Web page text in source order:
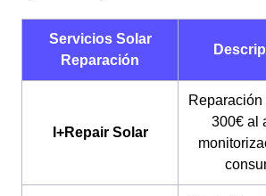
Servicios Solar
Reparación
I+Repair Solar
Reparación
300€ al